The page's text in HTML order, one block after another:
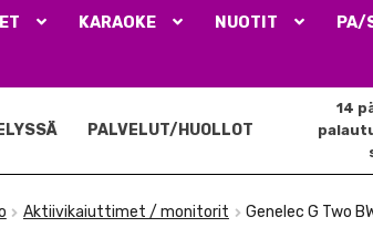
KARAOKE NUOTIT PA/
14
PALVELUT/HUOLLOT
Aktiivikaiuttimet / monitorit Genelec G Two